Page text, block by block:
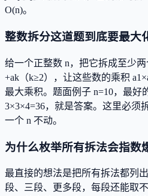
O(n)。
整数拆分这道题到底要最大
给一个正整数 n，把它拆成至少
+ak（k≥2），让这些数的乘积
最大乘积。题面例子 n=10，最好
3×3×4=36，就是答案。这里必须
一个 n 不动。
为什么枚举所有拆法会指数
最直接的想法是把所有拆法都列
段、三段、更多段，每段还能取